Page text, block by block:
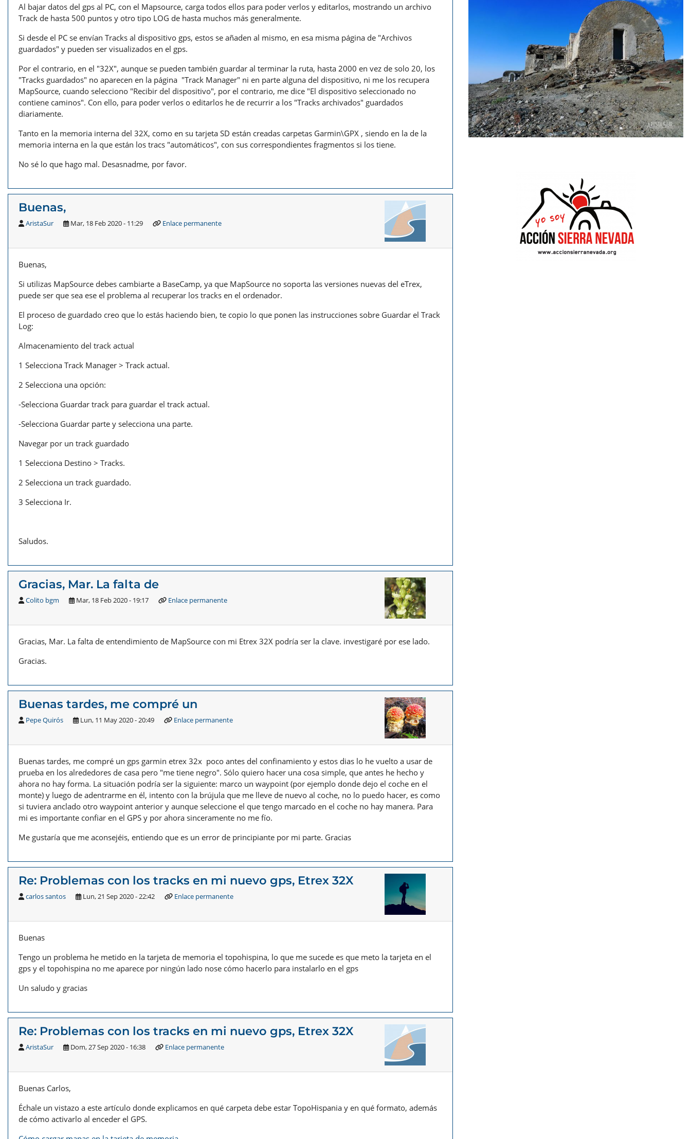
Al bajar datos del gps al PC, con el Mapsource, carga todos ellos para poder verlos y editarlos, mostrando un archivo
Track de hasta 500 puntos y otro tipo LOG de hasta muchos más generalmente.
Si desde el PC se envían Tracks al dispositivo gps, estos se añaden al mismo, en esa misma página de "Archivos
guardados" y pueden ser visualizados en el gps.
Por el contrario, en el "32X", aunque se pueden también guardar al terminar la ruta, hasta 2000 en vez de solo 20, los
"Tracks guardados" no aparecen en la página "Track Manager" ni en parte alguna del dispositivo, ni me los recupera
MapSource, cuando selecciono "Recibir del dispositivo", por el contrario, me dice "El dispositivo seleccionado no
contiene caminos". Con ello, para poder verlos o editarlos he de recurrir a los "Tracks archivados" guardados
diariamente.
Tanto en la memoria interna del 32X, como en su tarjeta SD están creadas carpetas Garmin\GPX , siendo en la de la
memoria interna en la que están los tracs "automáticos", con sus correspondientes fragmentos si los tiene.
No sé lo que hago mal. Desasnadme, por favor.
Buenas,
AristaSur Mar, 18 Feb 2020 - 11:29 Enlace permanente
Buenas,
Si utilizas MapSource debes cambiarte a BaseCamp, ya que MapSource no soporta las versiones nuevas del eTrex,
puede ser que sea ese el problema al recuperar los tracks en el ordenador.
El proceso de guardado creo que lo estás haciendo bien, te copio lo que ponen las instrucciones sobre Guardar el Track
Log:
Almacenamiento del track actual
1 Selecciona Track Manager > Track actual.
2 Selecciona una opción:
-Selecciona Guardar track para guardar el track actual.
-Selecciona Guardar parte y selecciona una parte.
Navegar por un track guardado
1 Selecciona Destino > Tracks.
2 Selecciona un track guardado.
3 Selecciona Ir.
Saludos.
Gracias, Mar. La falta de
Colito bgm Mar, 18 Feb 2020 - 19:17 Enlace permanente
Gracias, Mar. La falta de entendimiento de MapSource con mi Etrex 32X podría ser la clave. investigaré por ese lado.
Gracias.
Buenas tardes, me compré un
Pepe Quirós Lun, 11 May 2020 - 20:49 Enlace permanente
Buenas tardes, me compré un gps garmin etrex 32x poco antes del confinamiento y estos dias lo he vuelto a usar de
prueba en los alrededores de casa pero "me tiene negro". Sólo quiero hacer una cosa simple, que antes he hecho y
ahora no hay forma. La situación podría ser la siguiente: marco un waypoint (por ejemplo donde dejo el coche en el
monte) y luego de adentrarme en él, intento con la brújula que me lleve de nuevo al coche, no lo puedo hacer, es como
si tuviera anclado otro waypoint anterior y aunque seleccione el que tengo marcado en el coche no hay manera. Para
mi es importante confiar en el GPS y por ahora sinceramente no me fío.
Me gustaría que me aconsejéis, entiendo que es un error de principiante por mi parte. Gracias
Re: Problemas con los tracks en mi nuevo gps, Etrex 32X
carlos santos Lun, 21 Sep 2020 - 22:42 Enlace permanente
Buenas
Tengo un problema he metido en la tarjeta de memoria el topohispina, lo que me sucede es que meto la tarjeta en el
gps y el topohispina no me aparece por ningún lado nose cómo hacerlo para instalarlo en el gps
Un saludo y gracias
Re: Problemas con los tracks en mi nuevo gps, Etrex 32X
AristaSur Dom, 27 Sep 2020 - 16:38 Enlace permanente
Buenas Carlos,
Échale un vistazo a este artículo donde explicamos en qué carpeta debe estar TopoHispania y en qué formato, además
de cómo activarlo al enceder el GPS.